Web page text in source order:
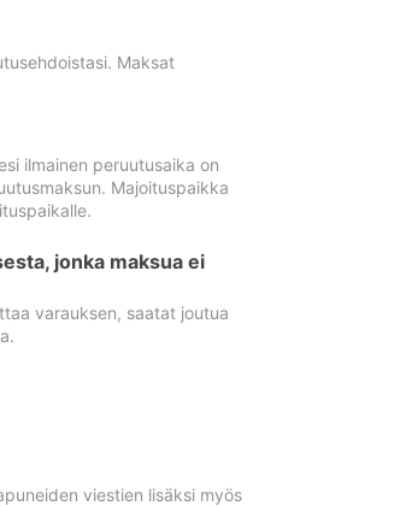
Maksat
ilmainen peruutusaika on
Majoituspaikka
jonka maksua ei
varauksen, saatat joutua
viestien lisäksi myös